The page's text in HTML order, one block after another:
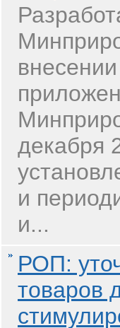
декабря
и
и...
РОП:
товаров